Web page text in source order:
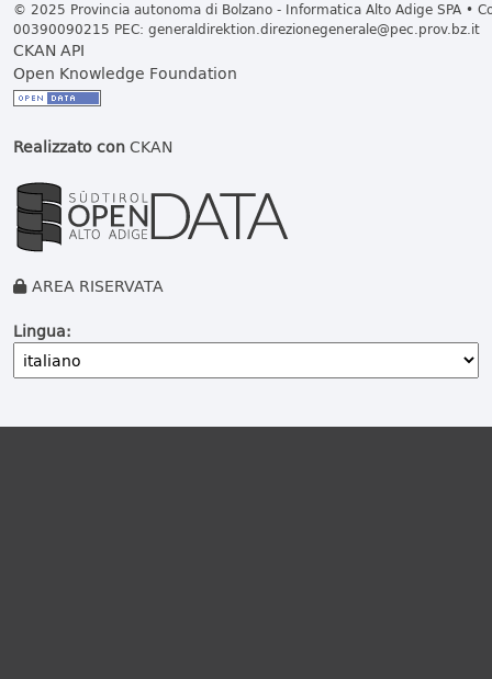
© 2025 Provincia autonoma di Bolzano - Informatica Alto Adige SPA •
00390090215 PEC: generaldirektion.direzionegenerale@pec.prov.bz.it
CKAN API
Open Knowledge Foundation
Realizzato conCKAN
AREA RISERVATA
Lingua